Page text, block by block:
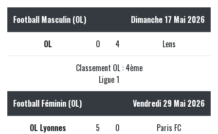
Football Masculin (OL) Dimanche 17 Mai 2026
OL 0 4 Lens
Classement OL : 4ème
Ligue 1
Football Féminin (OL) Vendredi 29 Mai 2026
OL Lyonnes 5 0 Paris FC